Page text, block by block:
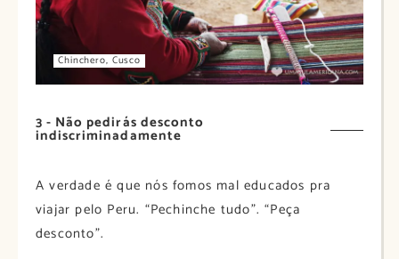
Chinchero, Cusco
3 - Não pedirás desconto
indiscriminadamente
A verdade é que nós fomos mal educados pra
viajar pelo Peru. “Pechinche tudo”. “Peça
desconto”.